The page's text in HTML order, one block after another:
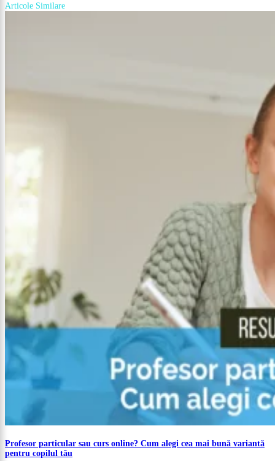
Articole Similare
Profesor particular sau curs online? Cum alegi cea mai bună variantă
pentru copilul tău